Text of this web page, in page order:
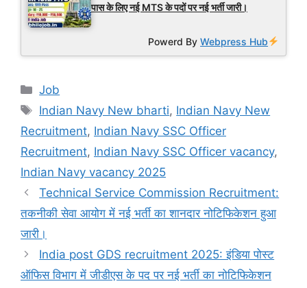
पास के लिए नई MTS के पदों पर नई भर्ती जारी।
Powerd ByWebpress Hub
Categories
Job
Tags
Indian Navy New bharti, Indian Navy New
Recruitment, Indian Navy SSC Officer
Recruitment, Indian Navy SSC Officer vacancy,
Indian Navy vacancy 2025
Technical Service Commission Recruitment:
तकनीकी सेवा आयोग में नई भर्ती का शानदार नोटिफिकेशन हुआ
जारी।
India post GDS recruitment 2025: इंडिया पोस्ट
ऑफिस विभाग में जीडीएस के पद पर नई भर्ती का नोटिफिकेशन